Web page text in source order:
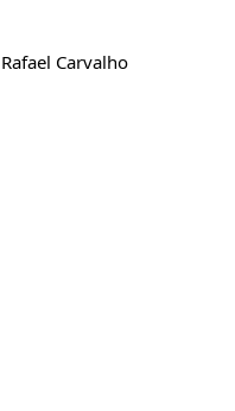
Rafael Carvalho